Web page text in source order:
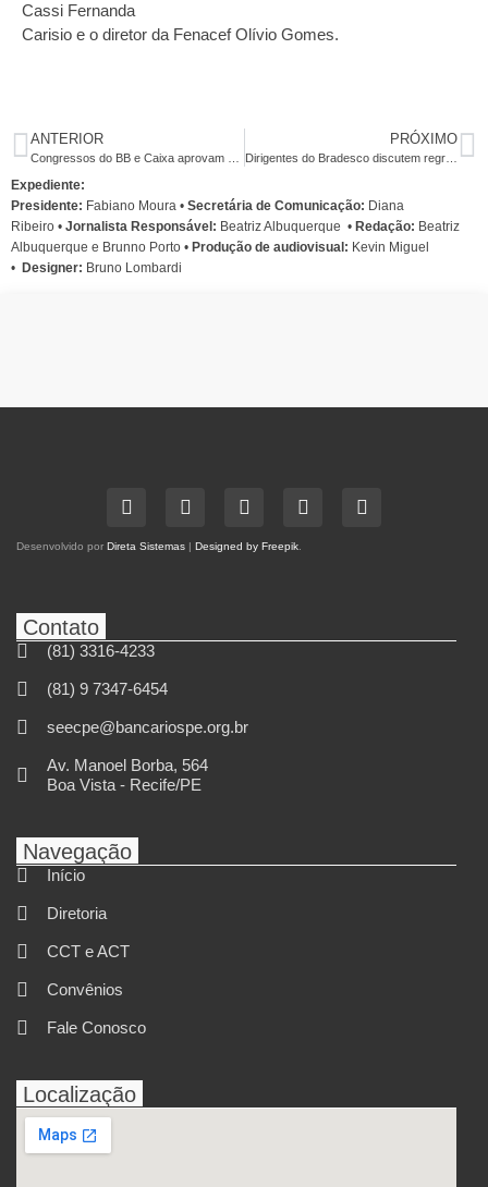
Cassi Fernanda
Carisio e o diretor da Fenacef Olívio Gomes.
ANTERIOR PRÓXIMO
Dirigentes do Bradesco discutem regras para planos de saúde nesta terça
Expediente:
Presidente: Fabiano Moura • Secretária de Comunicação: Diana
Ribeiro • Jornalista Responsável: Beatriz Albuquerque • Redação: Beatriz
Albuquerque e Brunno Porto • Produção de audiovisual: Kevin Miguel
• Designer: Bruno Lombardi
Desenvolvido por Direta Sistemas | Designed by Freepik.
Contato
(81) 3316-4233
(81) 9 7347-6454
seecpe@bancariospe.org.br
Av. Manoel Borba, 564
Boa Vista - Recife/PE
Navegação
Início
Diretoria
CCT e ACT
Convênios
Fale Conosco
Localização